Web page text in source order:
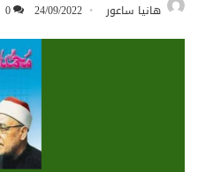
هانيا ساعور 24/09/2022
0